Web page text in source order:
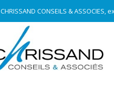
CHRISSAND CONSEILS &